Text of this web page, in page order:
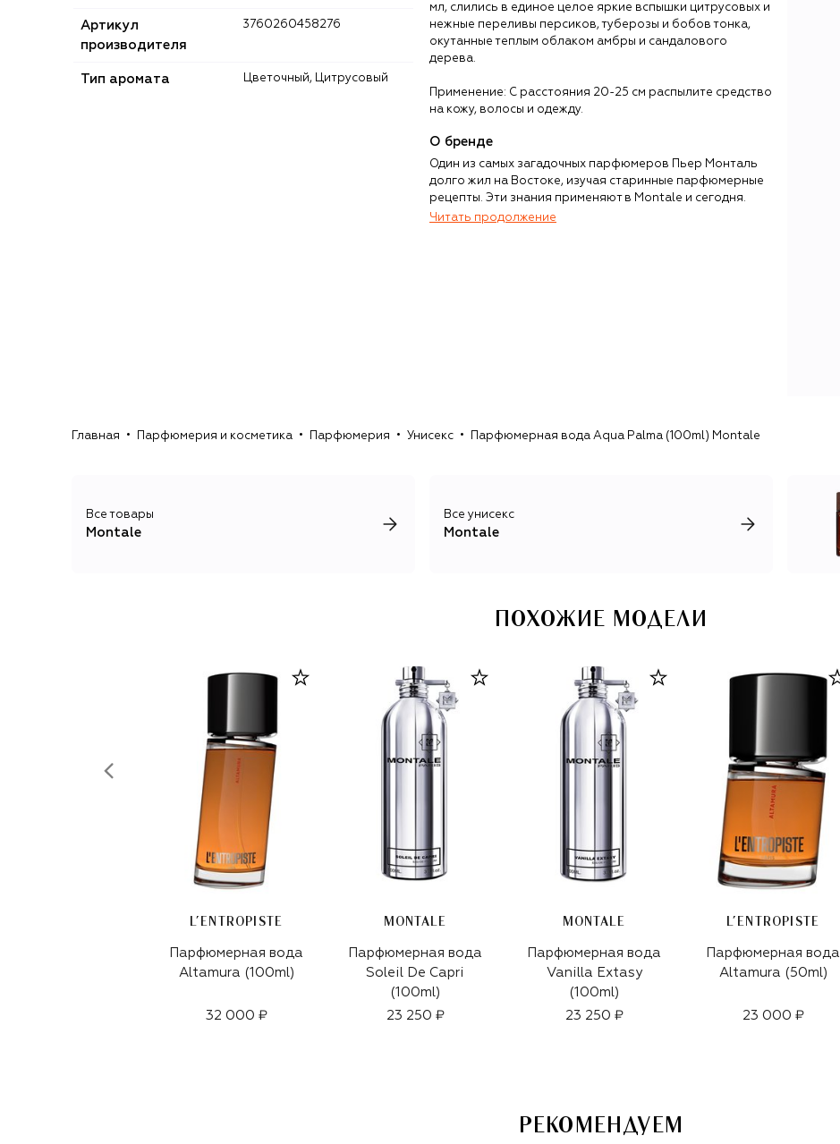
Артикул
производителя
3760260458276
Тип аромата Цветочный, Цитрусовый
мл, слились в единое целое яркие вспышки цитрусовых и
нежные переливы персиков, туберозы и бобов тонка,
окутанные теплым облаком амбры и сандалового
дерева.
Применение: С расстояния 20-25 см распылите средство
на кожу, волосы и одежду.
О бренде
Один из самых загадочных парфюмеров Пьер Монталь
долго жил на Востоке, изучая старинные парфюмерные
рецепты. Эти знания применяют в Montale и сегодня.
Чтобы сохранить драгоценный уд, Пьер Монталь
Читать продолжение
Главная Парфюмерия и косметика Парфюмерия Унисекс Парфюмерная вода Aqua Palma (100ml) Montale
Все товары
Montale
Все унисекс
Montale
ПОХОЖИЕ МОДЕЛИ
L'ENTROPISTE
Парфюмерная вода
Altamura (100ml)
32 000 ₽
MONTALE
Парфюмерная вода
Soleil De Capri
(100ml)
23 250 ₽
MONTALE
Парфюмерная вода
Vanilla Extasy
(100ml)
23 250 ₽
L'ENTROPISTE
Парфюмерная вода
Altamura (50ml)
23 000 ₽
РЕКОМЕНДУЕМ